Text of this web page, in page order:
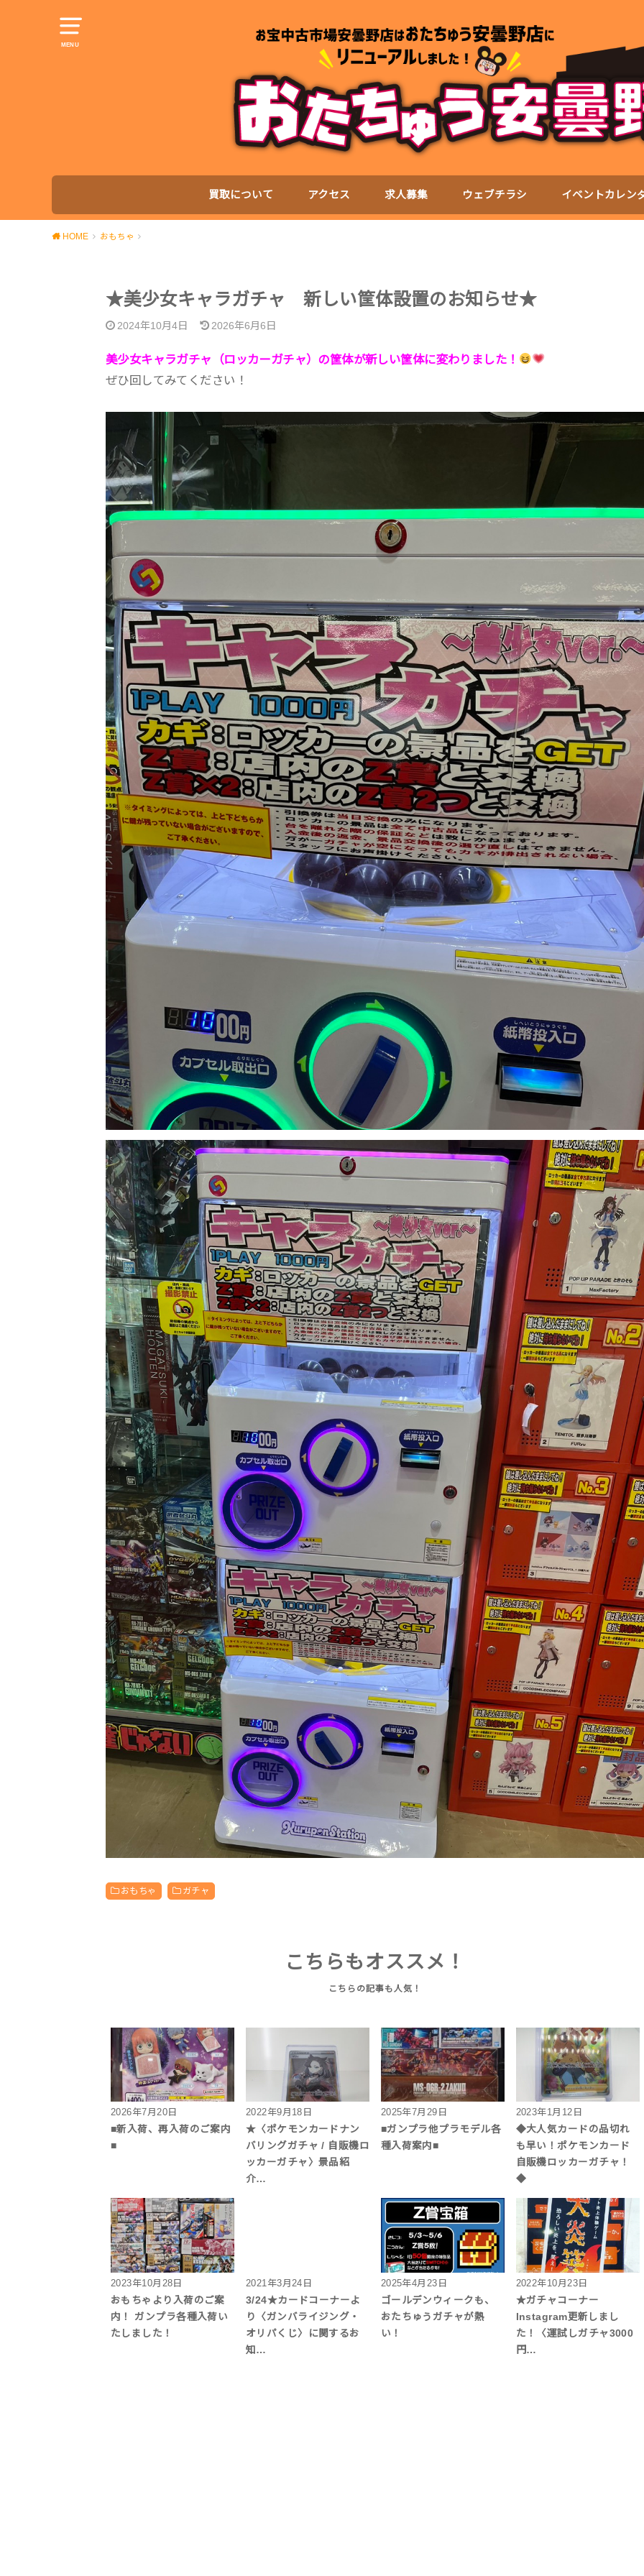
MENU
買取について アクセス 求人募集 ウェブチラシ イベントカレン
HOME おもちゃ
★美少女キャラガチャ 新しい筐体設置のお知らせ★
2024年10月4日 2026年6月6日
美少女キャラガチャ（ロッカーガチャ）の筐体が新しい筐体に変わりました！
ぜひ回してみてください！
おもちゃ ガチャ
こちらもオススメ！
2026年7月20日
■新入荷、再入荷のご案内
■
2022年9月18日
★〈ポケモンカードナン
バリングガチャ / 自販機ロ
ッカーガチャ〉景品紹
介…
2025年7月29日
■ガンプラ他プラモデル各
種入荷案内■
2023年1月12日
◆大人気カードの品切れ
も早い！ポケモンカード
自販機ロッカーガチャ！
◆
2023年10月28日
おもちゃより入荷のご案
内！ ガンプラ各種入荷い
たしました！
2021年3月24日
3/24★カードコーナーよ
り〈ガンバライジング・
オリパくじ〉に関するお
知…
2025年4月23日
ゴールデンウィークも、
おたちゅうガチャが熱
い！
2022年10月23日
★ガチャコーナー
Instagram更新しまし
た！〈運試しガチャ3000
円…